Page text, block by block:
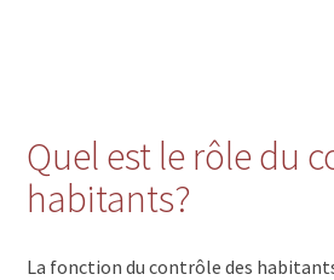
Quel est le rôle du
habitants?
La fonction du contrôle des